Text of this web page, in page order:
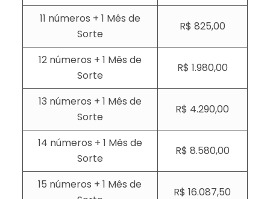
11 números + 1 Mês de
Sorte
R$ 825,00
12 números + 1 Mês de
Sorte
R$ 1.980,00
13 números + 1 Mês de
Sorte
R$ 4.290,00
14 números + 1 Mês de
Sorte
R$ 8.580,00
15 números + 1 Mês de
R$ 16.087,50​